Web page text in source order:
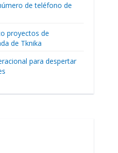
de teléfono de
proyectos de
de Tknika
para despertar